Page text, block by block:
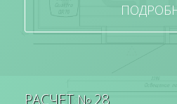
РАСЧЕТ № 28